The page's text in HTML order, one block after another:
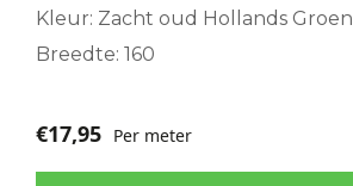
Kleur: Zacht oud Hollands Groen
Breedte: 160
€17,95 Per meter